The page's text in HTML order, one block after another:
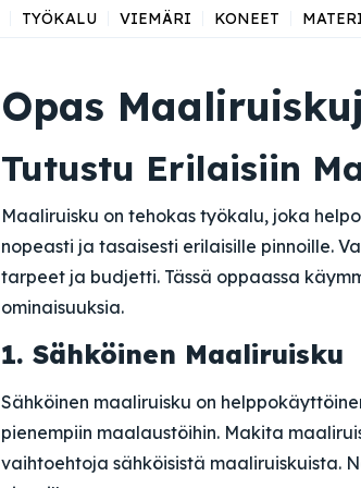
TYÖKALU VIEMÄRI KONEET
Opas
Tutustu Erilaisiin
Maaliruisku on tehokas työkalu, joka
nopeasti ja tasaisesti erilaisille pinnoille.
tarpeet ja budjetti. Tässä oppaassa
ominaisuuksia.
1. Sähköinen Maaliruisku
Sähköinen maaliruisku on
pienempiin maalaustöihin. Makita
vaihtoehtoja sähköisistä maaliruiskuista.